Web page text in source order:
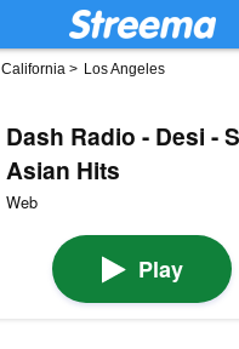
California > Los Angeles
Dash Radio - Desi -
Asian Hits
Web
Play